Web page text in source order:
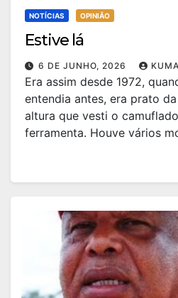
NOTÍCIAS OPINIÃO
Estive lá
6 DE JUNHO, 2026 KUMA
Era assim desde 1972,
entendia antes, era prato
altura que vesti o
ferramenta. Houve vários